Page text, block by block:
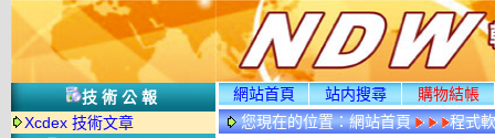
技術公報
Xcdex 技術文章
網站首頁 站内搜尋
購物結帳
您現在的位置：網站首頁 程式